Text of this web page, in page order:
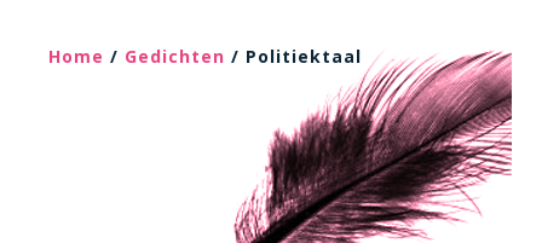
Home / Gedichten / Politiektaal